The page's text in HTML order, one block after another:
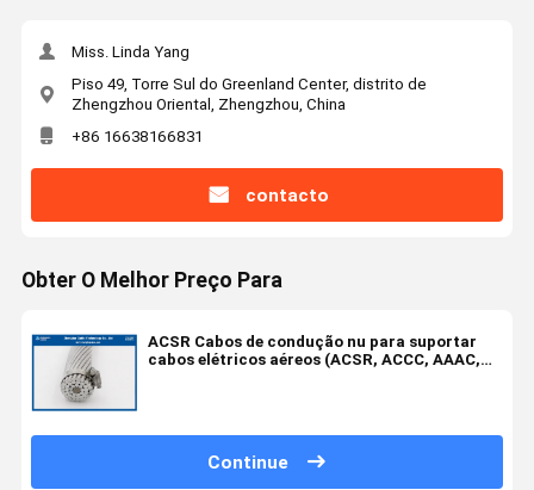
Miss. Linda Yang
Piso 49, Torre Sul do Greenland Center, distrito de
Zhengzhou Oriental, Zhengzhou, China
+86 16638166831
contacto
Obter O Melhor Preço Para
ACSR Cabos de condução nu para suportar
cabos elétricos aéreos (ACSR, ACCC, AAAC,
Continue